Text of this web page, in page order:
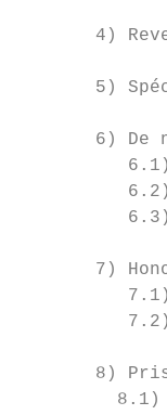
4)
5)
6) De
7)
8)
8.1)